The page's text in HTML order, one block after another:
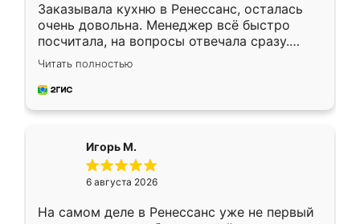
Заказывала кухню в Ренессанс, осталась
очень довольна. Менеджер всё быстро
посчитала, на вопросы отвечала сразу.
Замерщик приехал в субботу, подошёл к
делу со всей ответственностью. Собрали
за день, ребята работали аккуратно, даже
Читать полностью
Игорь М.
6 августа 2026
На самом деле в Ренессанс уже не первый